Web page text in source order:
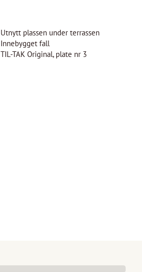
Utnytt plassen under terrassen
Innebygget fall
TIL-TAK Original, plate nr 3